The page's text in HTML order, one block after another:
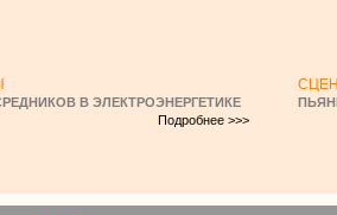
В ЭЛЕКТРОЭНЕРГЕТИКЕ
Подробнее >>>